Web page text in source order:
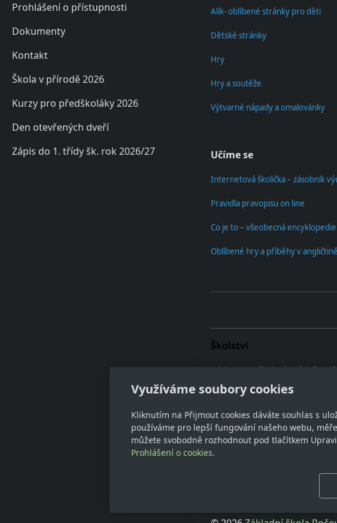
Prohlášení o přístupnosti
Dokumenty
Kontakt
Škola v přírodě 2026
Kurzy pro předškoláky 2026
Den otevřených dveří
Zápis do 1. třídy šk. rok 2026/27
Alík- oblíbené stránky pro děti
Dětské stránky
Hry
Hry a soutěže
Výtvarné nápady a omalovánky
Učíme se
Internetová školička – zásobník
Pravidla pravopisu on line
Co je to – všeobecná encyklopedie
Oblíbené hry a příběhy v angličtině
Školství
Ministerstvo školství, mládeže a
Nabídka
Báglík - batohy a aktovky (10% sleva
Využíváme soubory cookies
Kliknutím na Přijmout cookies dáváte souhlas s
používáme pro lepší fungování našeho webu,
můžete svobodně rozhodnout pod tlačítkem
Prohlášení o cookies.